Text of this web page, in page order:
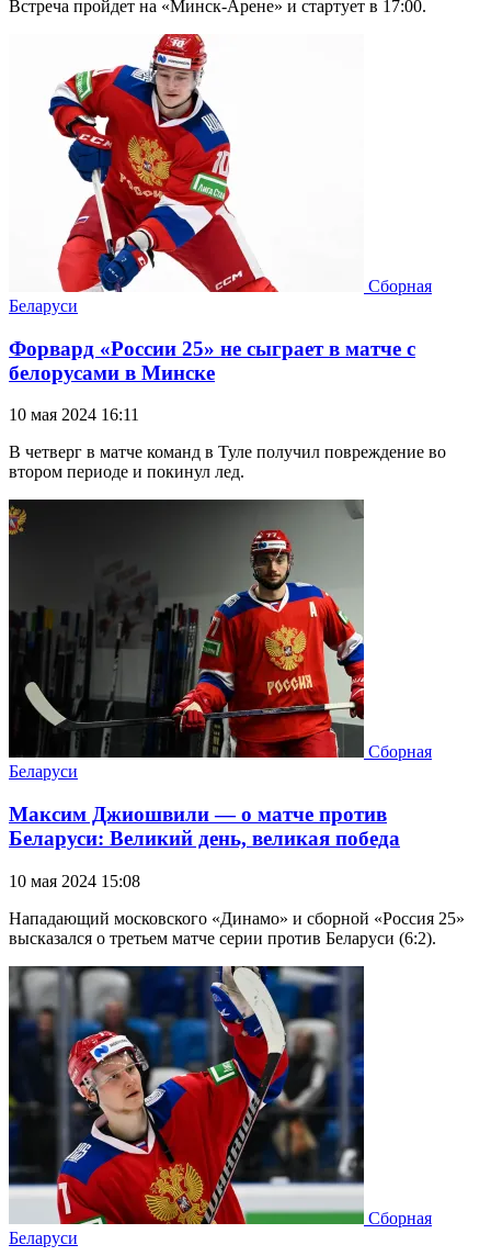
Встреча пройдет на «Минск-Арене» и стартует в 17:00.
Сборная
Беларуси
Форвард «России 25» не сыграет в матче с
белорусами в Минске
10 мая 2024 16:11
В четверг в матче команд в Туле получил повреждение во
втором периоде и покинул лед.
Сборная
Беларуси
Максим Джиошвили — о матче против
Беларуси: Великий день, великая победа
10 мая 2024 15:08
Нападающий московского «Динамо» и сборной «Россия 25»
высказался о третьем матче серии против Беларуси (6:2).
Сборная
Беларуси